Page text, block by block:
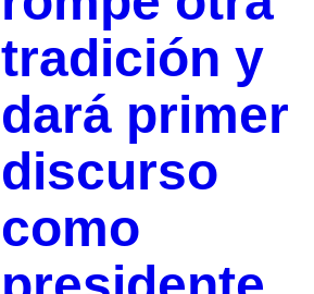
tradición y
dará primer
discurso
como